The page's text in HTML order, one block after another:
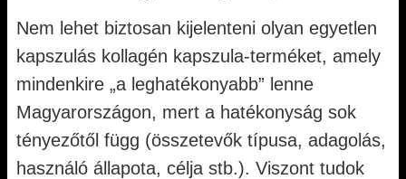
Nem lehet biztosan kijelenteni olyan egyetlen
kapszulás kollagén kapszula-terméket, amely
mindenkire „a leghatékonyabb” lenne
Magyarországon, mert a hatékonyság sok
tényezőtől függ (összetevők típusa, adagolás,
használó állapota, célja stb.). Viszont tudok